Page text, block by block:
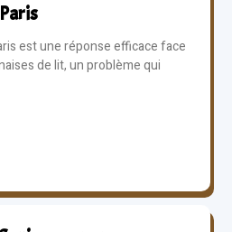
est une réponse efficace face
de lit, un problème qui